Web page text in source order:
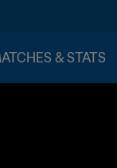
& STATS